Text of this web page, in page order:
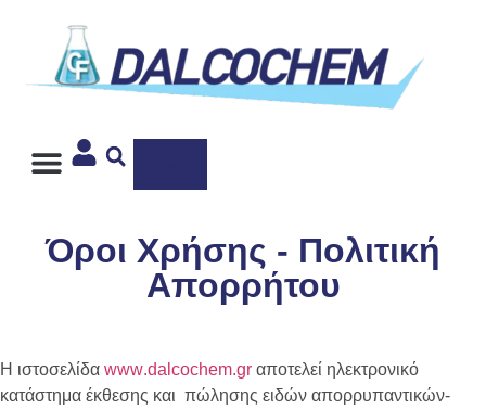
Όροι Χρήσης - Πολιτική
Απορρήτου
Η ιστοσελίδα www.dalcochem.gr αποτελεί ηλεκτρονικό
κατάστημα έκθεσης και πώλησης ειδών απορρυπαντικών-